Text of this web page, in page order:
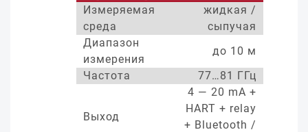
Измеряемая
среда
жидкая /
сыпучая
Диапазон
измерения
до 10 м
Частота
77…81 ГГц
Выход
4 — 20 mA +
HART + relay
+ Bluetooth /